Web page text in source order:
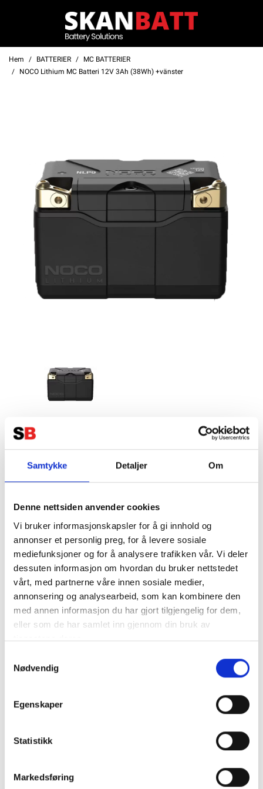
Samtykke Detaljer Om
Denne nettsiden anvender cookies
Vi bruker informasjonskapsler for å gi innhold og
annonser et personlig preg, for å levere sosiale
mediefunksjoner og for å analysere trafikken vår. Vi deler
dessuten informasjon om hvordan du bruker nettstedet
vårt, med partnerne våre innen sosiale medier,
annonsering og analysearbeid, som kan kombinere den
med annen informasjon du har gjort tilgjengelig for dem,
eller som de har samlet inn gjennom din bruk av
tjenestene deres.
Nødvendig
Egenskaper
Statistikk
Markedsføring
Hem BATTERIER
MC BATTERIER
NOCO Lithium MC Batteri 12V 3Ah (38Wh) +vänster
NOCO Lithium MC Batteri 12V 3Ah
(38Wh) +vänster
NOCO
NOCO Lithium MC Batteri 12V 3Ah (38Wh) +vänster
Vi presenterar det helt nya NOCO Lithium NLP9 12V Lithium
Powersport-batteriet. Et..
mer info
NB! Bly/syra MC-batterier kan endast skickas till företag eller hämtas i butik. Kan
INTE skickas till privatpersoner. NB: Alla batterier bör laddas till 100% med en
lämplig laddare innan de tas i bruk.
Produktnummer:
62775
Specifikation